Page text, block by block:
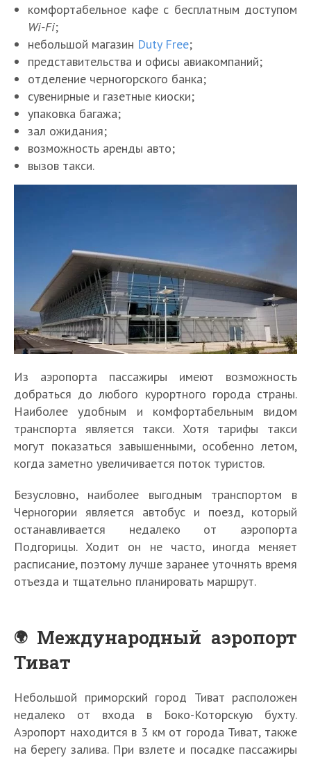
комфортабельное кафе с бесплатным доступом
Wi-Fi;
небольшой магазин Duty Free;
представительства и офисы авиакомпаний;
отделение черногорского банка;
сувенирные и газетные киоски;
упаковка багажа;
зал ожидания;
возможность аренды авто;
вызов такси.
Из аэропорта пассажиры имеют возможность
добраться до любого курортного города страны.
Наиболее удобным и комфортабельным видом
транспорта является такси. Хотя тарифы такси
могут показаться завышенными, особенно летом,
когда заметно увеличивается поток туристов.
Безусловно, наиболее выгодным транспортом в
Черногории является автобус и поезд, который
останавливается недалеко от аэропорта
Подгорицы. Ходит он не часто, иногда меняет
расписание, поэтому лучше заранее уточнять время
отъезда и тщательно планировать маршрут.
Международный аэропорт
Тиват
Небольшой приморский город Тиват расположен
недалеко от входа в Боко-Которскую бухту.
Аэропорт находится в 3 км от города Тиват, также
на берегу залива. При взлете и посадке пассажиры